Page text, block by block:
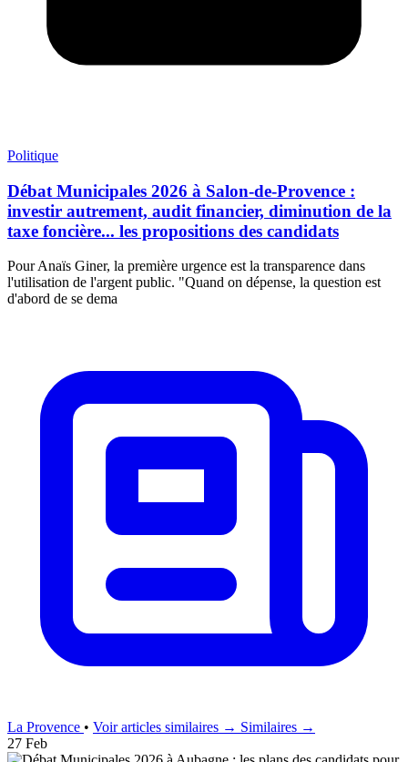
Politique
Débat Municipales 2026 à Salon-de-Provence :
investir autrement, audit financier, diminution de la
taxe foncière... les propositions des candidats
Pour Anaïs Giner, la première urgence est la transparence dans
l'utilisation de l'argent public. "Quand on dépense, la question est
d'abord de se dema
La Provence • Voir articles similaires → Similaires →
27 Feb